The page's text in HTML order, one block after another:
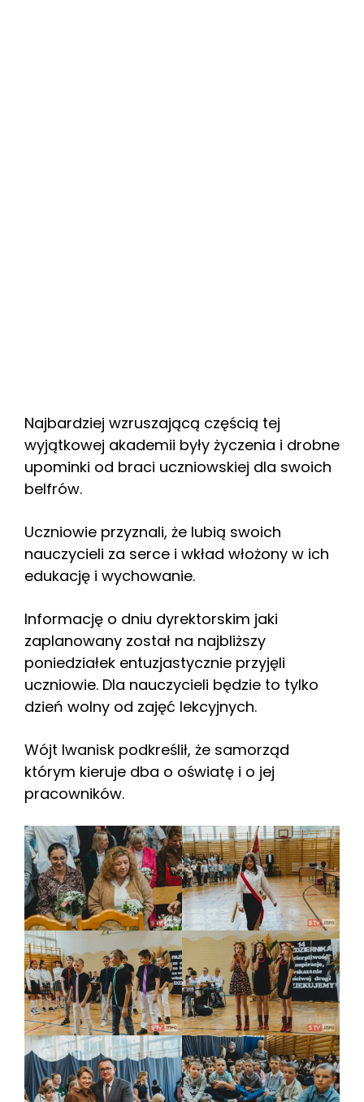
Najbardziej wzruszającą częścią tej
wyjątkowej akademii były życzenia i drobne
upominki od braci uczniowskiej dla swoich
belfrów.
Uczniowie przyznali, że lubią swoich
nauczycieli za serce i wkład włożony w ich
edukację i wychowanie.
Informację o dniu dyrektorskim jaki
zaplanowany został na najbliższy
poniedziałek entuzjastycznie przyjęli
uczniowie. Dla nauczycieli będzie to tylko
dzień wolny od zajęć lekcyjnych.
Wójt Iwanisk podkreślił, że samorząd
którym kieruje dba o oświatę i o jej
pracowników.